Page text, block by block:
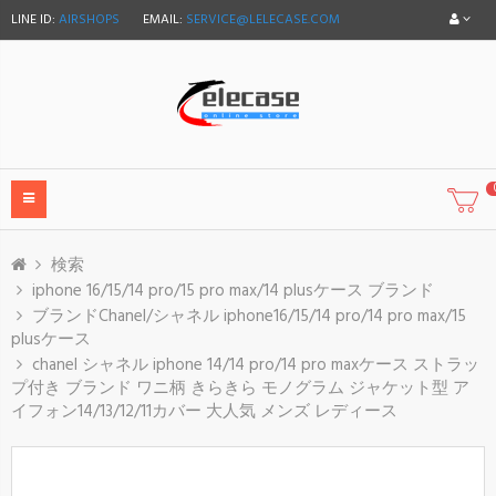
LINE ID: AIRSHOPS EMAIL: SERVICE@LELECASE.COM
検索
iphone 16/15/14 pro/15 pro max/14 plusケース ブランド
ブランドChanel/シャネル iphone16/15/14 pro/14 pro max/15
plusケース
chanel シャネル iphone 14/14 pro/14 pro maxケース ストラッ
プ付き ブランド ワニ柄 きらきら モノグラム ジャケット型 ア
イフォン14/13/12/11カバー 大人気 メンズ レディース